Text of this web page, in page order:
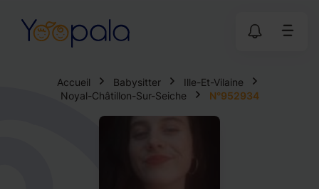
Accueil Babysitter
Ille-Et-Vilaine
Noyal-Châtillon-Sur-Seiche
N°952934